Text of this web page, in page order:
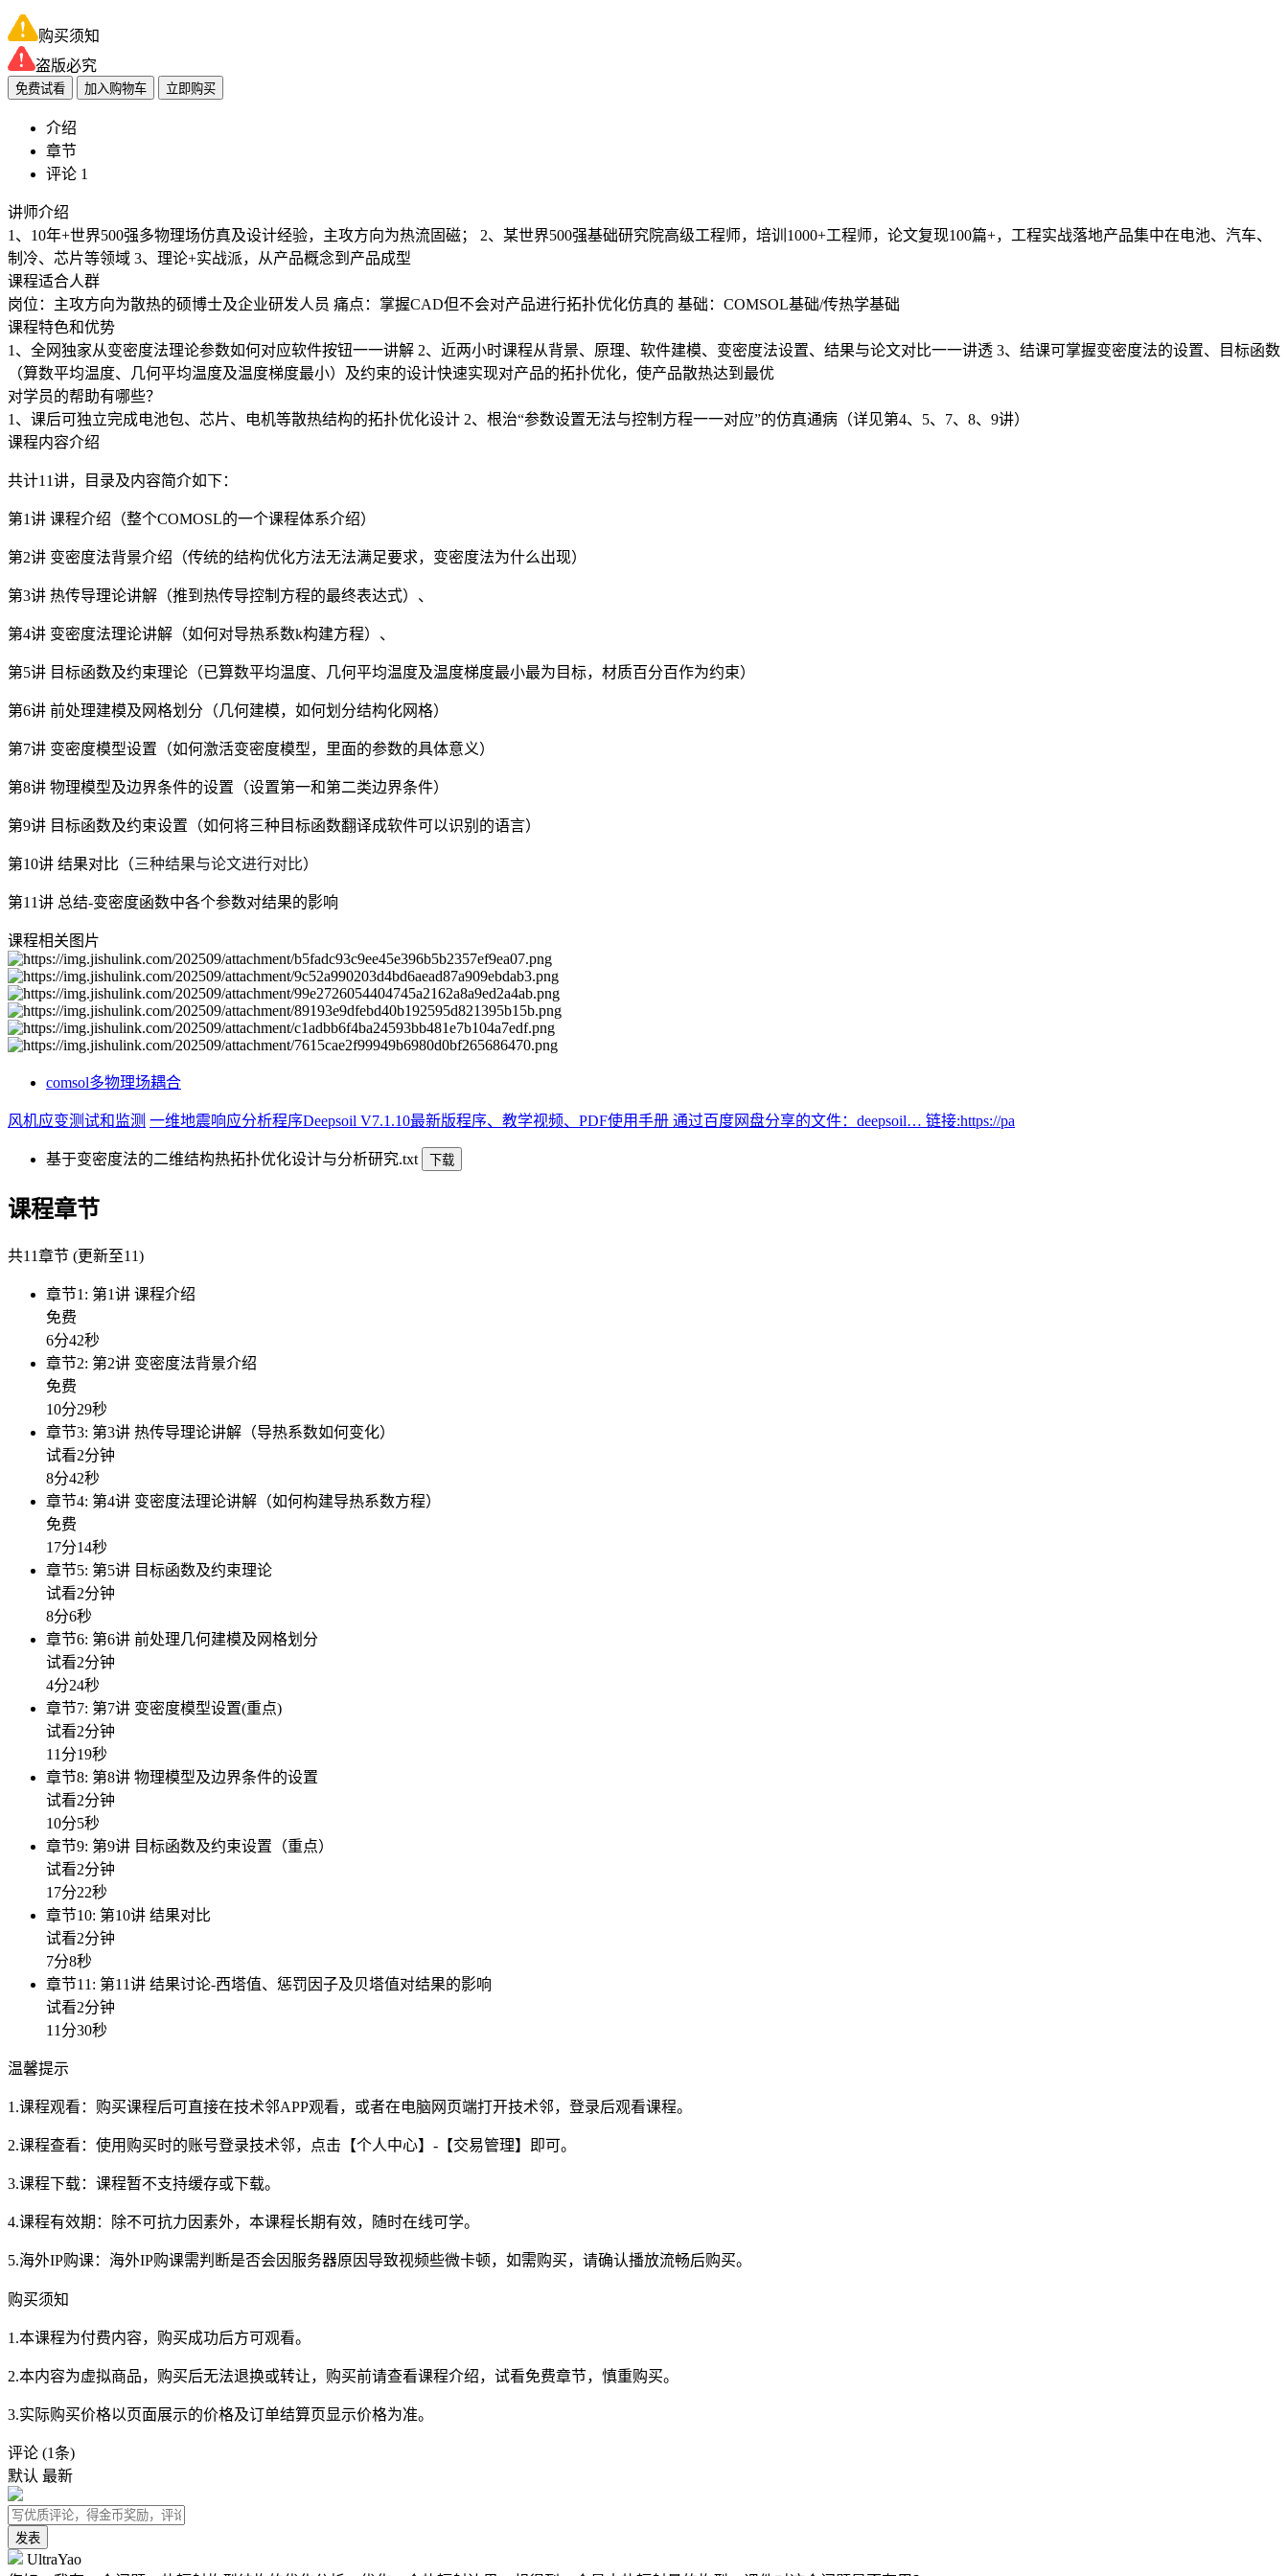
购买须知
盗版必究
免费试看 加入购物车 立即购买
介绍
章节
评论 1
讲师介绍
1、10年+世界500强多物理场仿真及设计经验，主攻方向为热流固磁； 2、某世界500强基础研究院高级工程师，培训1000+工程师，论文复现100篇+，工程实战落地产品集中在电池、汽车、
制冷、芯片等领域 3、理论+实战派，从产品概念到产品成型
课程适合人群
岗位：主攻方向为散热的硕博士及企业研发人员 痛点：掌握CAD但不会对产品进行拓扑优化仿真的 基础：COMSOL基础/传热学基础
课程特色和优势
1、全网独家从变密度法理论参数如何对应软件按钮一一讲解 2、近两小时课程从背景、原理、软件建模、变密度法设置、结果与论文对比一一讲透 3、结课可掌握变密度法的设置、目标函数
（算数平均温度、几何平均温度及温度梯度最小）及约束的设计快速实现对产品的拓扑优化，使产品散热达到最优
对学员的帮助有哪些？
1、课后可独立完成电池包、芯片、电机等散热结构的拓扑优化设计 2、根治“参数设置无法与控制方程一一对应”的仿真通病（详见第4、5、7、8、9讲）
课程内容介绍
共计11讲，目录及内容简介如下：
第1讲 课程介绍（整个COMOSL的一个课程体系介绍）
第2讲 变密度法背景介绍（传统的结构优化方法无法满足要求，变密度法为什么出现）
第3讲 热传导理论讲解（推到热传导控制方程的最终表达式）、
第4讲 变密度法理论讲解（如何对导热系数k构建方程）、
第5讲 目标函数及约束理论（已算数平均温度、几何平均温度及温度梯度最小最为目标，材质百分百作为约束）
第6讲 前处理建模及网格划分（几何建模，如何划分结构化网格）
第7讲 变密度模型设置（如何激活变密度模型，里面的参数的具体意义）
第8讲 物理模型及边界条件的设置（设置第一和第二类边界条件）
第9讲 目标函数及约束设置（如何将三种目标函数翻译成软件可以识别的语言）
第10讲 结果对比（三种结果与论文进行对比）
第11讲 总结-变密度函数中各个参数对结果的影响
课程相关图片
comsol多物理场耦合
风机应变测试和监测 一维地震响应分析程序Deepsoil V7.1.10最新版程序、教学视频、PDF使用手册 通过百度网盘分享的文件：deepsoil… 链接:https://pa
基于变密度法的二维结构热拓扑优化设计与分析研究.txt 下载
课程章节
共11章节 (更新至11)
章节1: 第1讲 课程介绍
免费
6分42秒
章节2: 第2讲 变密度法背景介绍
免费
10分29秒
章节3: 第3讲 热传导理论讲解（导热系数如何变化）
试看2分钟
8分42秒
章节4: 第4讲 变密度法理论讲解（如何构建导热系数方程）
免费
17分14秒
章节5: 第5讲 目标函数及约束理论
试看2分钟
8分6秒
章节6: 第6讲 前处理几何建模及网格划分
试看2分钟
4分24秒
章节7: 第7讲 变密度模型设置(重点)
试看2分钟
11分19秒
章节8: 第8讲 物理模型及边界条件的设置
试看2分钟
10分5秒
章节9: 第9讲 目标函数及约束设置（重点）
试看2分钟
17分22秒
章节10: 第10讲 结果对比
试看2分钟
7分8秒
章节11: 第11讲 结果讨论-西塔值、惩罚因子及贝塔值对结果的影响
试看2分钟
11分30秒
温馨提示
1.课程观看：购买课程后可直接在技术邻APP观看，或者在电脑网页端打开技术邻，登录后观看课程。
2.课程查看：使用购买时的账号登录技术邻，点击【个人中心】-【交易管理】即可。
3.课程下载：课程暂不支持缓存或下载。
4.课程有效期：除不可抗力因素外，本课程长期有效，随时在线可学。
5.海外IP购课：海外IP购课需判断是否会因服务器原因导致视频些微卡顿，如需购买，请确认播放流畅后购买。
购买须知
1.本课程为付费内容，购买成功后方可观看。
2.本内容为虚拟商品，购买后无法退换或转让，购买前请查看课程介绍，试看免费章节，慎重购买。
3.实际购买价格以页面展示的价格及订单结算页显示价格为准。
评论 (1条)
默认 最新
发表
UltraYao